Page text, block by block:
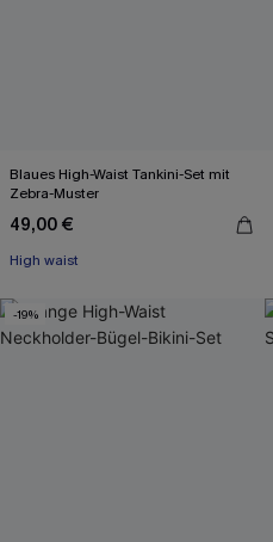
Blaues High-Waist Tankini-Set mit
Zebra-Muster
49,00 €
High waist
-19%